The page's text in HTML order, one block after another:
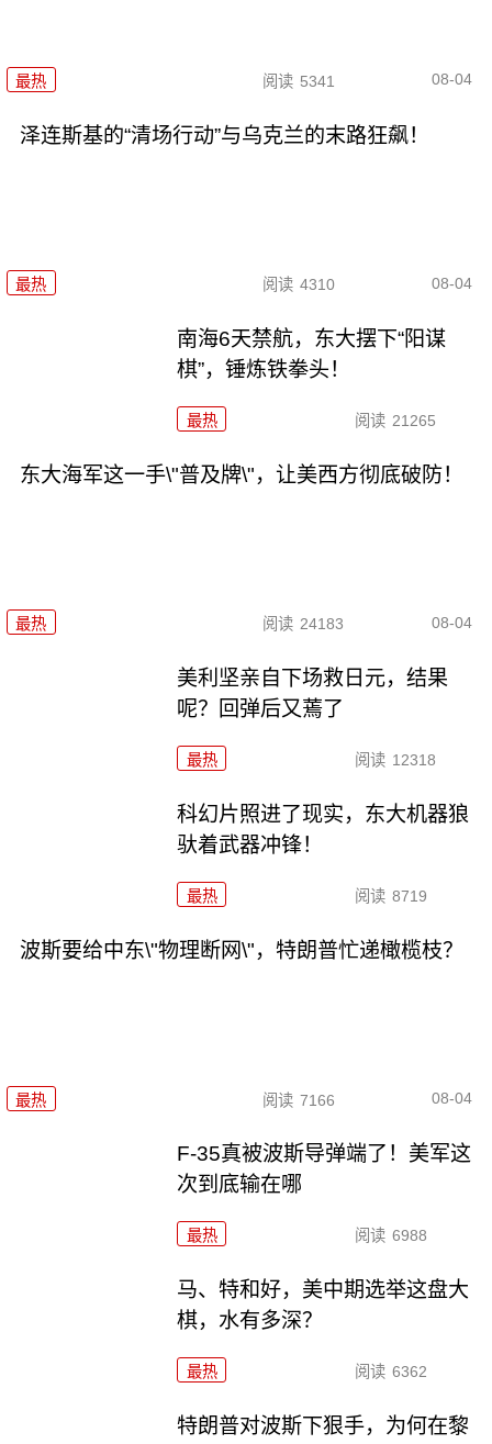
最热 阅读 5341 08-04
泽连斯基的“清场行动”与乌克兰的末路狂飙！
最热 阅读 4310 08-04
南海6天禁航，东大摆下“阳谋
棋”，锤炼铁拳头！
最热 阅读 21265
东大海军这一手\"普及牌\"，让美西方彻底破防！
最热 阅读 24183 08-04
美利坚亲自下场救日元，结果
呢？回弹后又蔫了
最热 阅读 12318
科幻片照进了现实，东大机器狼
驮着武器冲锋！
最热 阅读 8719
波斯要给中东\"物理断网\"，特朗普忙递橄榄枝？
最热 阅读 7166 08-04
F-35真被波斯导弹端了！美军这
次到底输在哪
最热 阅读 6988
马、特和好，美中期选举这盘大
棋，水有多深？
最热 阅读 6362
特朗普对波斯下狠手，为何在黎